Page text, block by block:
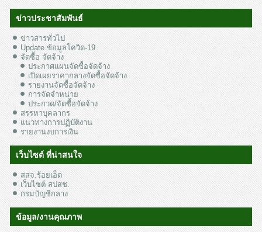
ข่าวประชาสัมพันธ์
ข่าวสารทั่วไป
Update ข้อมูลโควิด-19
จัดซื้อ จัดจ้าง
ประกาศแผนจัดซื้อจัดจ้าง
เปิดเผยราคากลางจัดซื้อจัดจ้าง
รายงานจัดซื้อจัดจ้าง
การจัดจำหน่าย
ประกวด/จัดซื้อจัดจ้าง
สรรหาบุคลากร
แนวทางการปฏิบัติงาน
รายงานงบการเงิน
เว็บไซต์ ที่น่าสนใจ
สสจ.ร้อยเอ็ด
เว็บไซต์ สปสช.
กรมบัญชีกลาง
ข้อมูล/งานคุณภาพ